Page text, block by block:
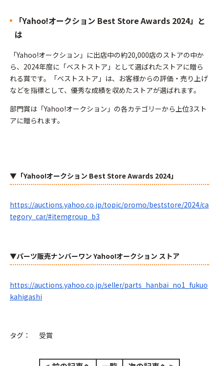
「Yahoo!オークション Best Store Awards 2024」と
は
「Yahoo!オークション」に出店中の約20,000店のストアの中か
ら、2024年度に「ベストストア」として選ばれたストアに贈ら
れる賞です。「ベストストア」は、お客様からの評価・売り上げ
などを指標として、優秀な成績を収めたストアが選ばれます。
部門賞は「Yahoo!オークション」の各カテゴリーから上位3スト
アに贈られます。
▼「Yahoo!オークション Best Store Awards 2024」
https://auctions.yahoo.co.jp/topic/promo/beststore/2024/ca
tegory_car/#itemgroup_b3
▼パーツ販売ナンバーワン Yahoo!オークション ストア
https://auctions.yahoo.co.jp/seller/parts_hanbai_no1_fukuo
kahigashi
タグ： 受賞